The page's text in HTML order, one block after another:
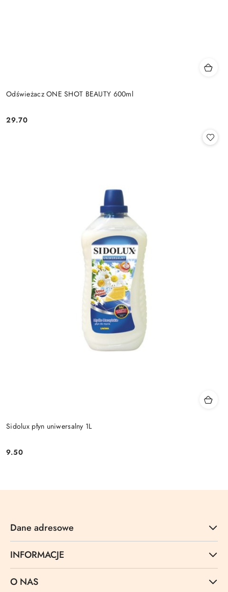
Odświeżacz ONE SHOT BEAUTY 600ml
Cena:
29.70
Sidolux płyn uniwersalny 1L
Cena:
9.50
Dane adresowe
INFORMACJE
O NAS